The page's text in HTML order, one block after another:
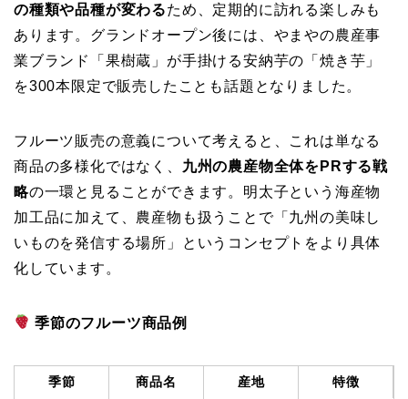
の種類や品種が変わるため、定期的に訪れる楽しみも
あります。グランドオープン後には、やまやの農産事
業ブランド「果樹蔵」が手掛ける安納芋の「焼き芋」
を300本限定で販売したことも話題となりました。
フルーツ販売の意義について考えると、これは単なる
商品の多様化ではなく、 九州の農産物全体をPRする戦
略の一環と見ることができます。明太子という海産物
加工品に加えて、農産物も扱うことで「九州の美味し
いものを発信する場所」というコンセプトをより具体
化しています。
季節のフルーツ商品例
季節 商品名 産地 特徴